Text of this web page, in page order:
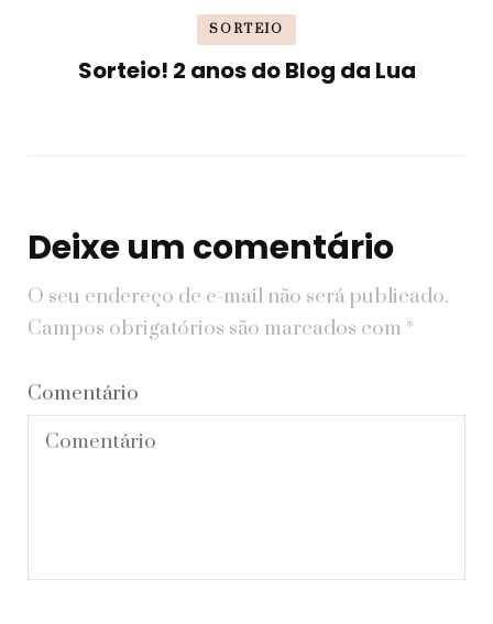
SORTEIO
Sorteio! 2 anos do Blog da Lua
Deixe um comentário
O seu endereço de e-mail não será publicado.
Campos obrigatórios são marcados com *
Comentário